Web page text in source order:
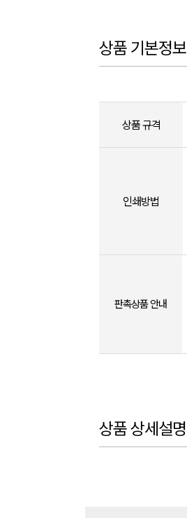
상품 기본정보
상품 규격
인쇄방법
판촉상품 안내
상품 상세설명